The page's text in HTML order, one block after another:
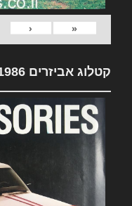
«
‹
קטלוג אביזרים Jeep 1986